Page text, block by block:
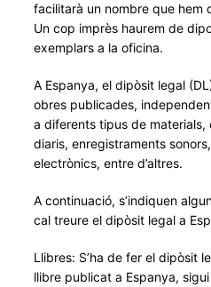
facilitarà un nombre que hem
Un cop imprès haurem de
exemplars a la oficina.
A Espanya, el dipòsit legal
obres publicades,
a diferents tipus de materials,
diaris, enregistraments
electrònics, entre d’altres.
A continuació, s’indiquen
cal treure el dipòsit legal a
Llibres: S’ha de fer el dipòsit
llibre publicat a Espanya,